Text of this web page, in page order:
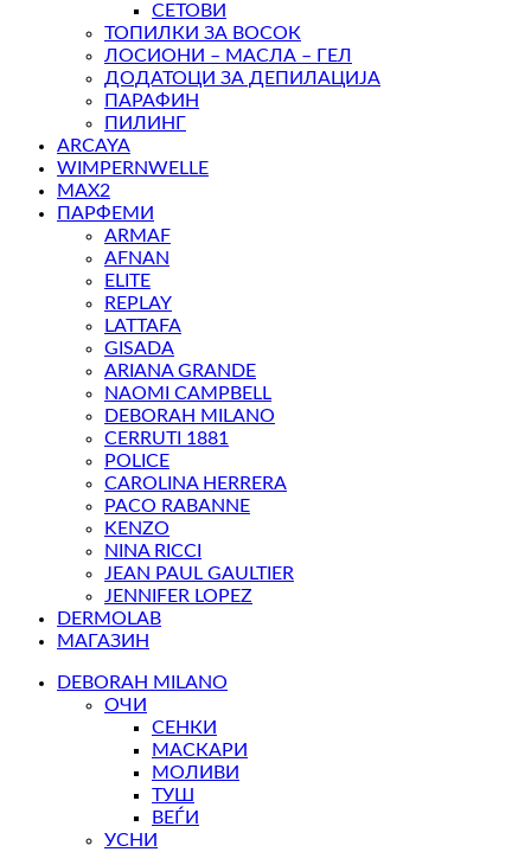
СЕТОВИ
ТОПИЛКИ ЗА ВОСОК
ЛОСИОНИ – МАСЛА – ГЕЛ
ДОДАТОЦИ ЗА ДЕПИЛАЦИЈА
ПАРАФИН
ПИЛИНГ
ARCAYA
WIMPERNWELLE
MAX2
ПАРФЕМИ
ARMAF
AFNAN
ELITE
REPLAY
LATTAFA
GISADA
ARIANA GRANDE
NAOMI CAMPBELL
DEBORAH MILANO
CERRUTI 1881
POLICE
CAROLINA HERRERA
PACO RABANNE
KENZO
NINA RICCI
JEAN PAUL GAULTIER
JENNIFER LOPEZ
DERMOLAB
МАГАЗИН
DEBORAH MILANO
ОЧИ
СЕНКИ
МАСКАРИ
МОЛИВИ
ТУШ
ВЕЃИ
УСНИ